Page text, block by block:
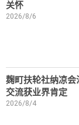
关怀
2026/8/6
麹町扶轮社纳凉
交流获业界肯定
2026/8/4